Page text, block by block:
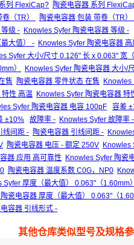
列 FlexiCap? 陶瓷电容器 系列
（TR）
陶瓷电容器 包装 带卷（TR）
级 - Knowles Syfer 陶瓷电容器 等级 -
大值） - Knowles Syfer 陶瓷电容器
Syfer 大小/尺寸 0.126" 长 x 0.063" 宽
）
Knowles Syfer 陶瓷电容器 大小/
售 陶瓷电容器 零件状态 在售
Knowles
特性 高温
Knowles Syfer 陶瓷电容器 特
Syfer 陶瓷电容器 电容 100pF
容差
±10% 故障率 - Knowles Syfer 故障率 -
线间距 - 陶瓷电容器 引线间距 -
陶瓷电容器 电压 - 额定 250V Knowles
器 应用 高可靠性
Knowles Syfer 陶瓷
陶瓷电容器 温度系数 C0G，NP0
Syfer 厚度（最大值） 0.063"（1.60mm
瓷电容器 厚度（最大值） 0.063"（
容器 引线形式 -
其他仓库类似型号及规格